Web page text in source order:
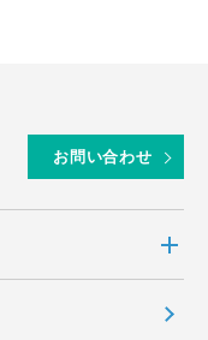
お問い合わせ